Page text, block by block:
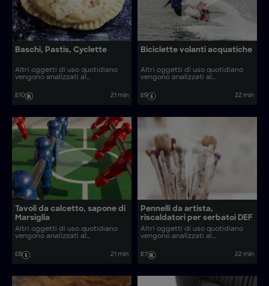
Baschi, Pastis, Cyclette
Altri oggetti di uso quotidiano
vengono analizzati al
realizzati oggetti comuni come
baschi, pastis e cyclette?
E10 21 min
Biciclette volanti acquatiche
Altri oggetti di uso quotidiano
vengono analizzati al
realizzati oggetti come cordiale
alla cannella e raspe fatte in
E9 22 min
Tavoli da calcetto, sapone di
Marsiglia
Altri oggetti di uso quotidiano
vengono analizzati al
realizzati oggetti come sapone
di Marsiglia e coltelli Laguiole?
E8 21 min
Pennelli da artista,
riscaldatori per serbatoi DEF
Altri oggetti di uso quotidiano
vengono analizzati al
realizzati oggetti come tavoli da
gioco e applique in vetro
E7 22 min